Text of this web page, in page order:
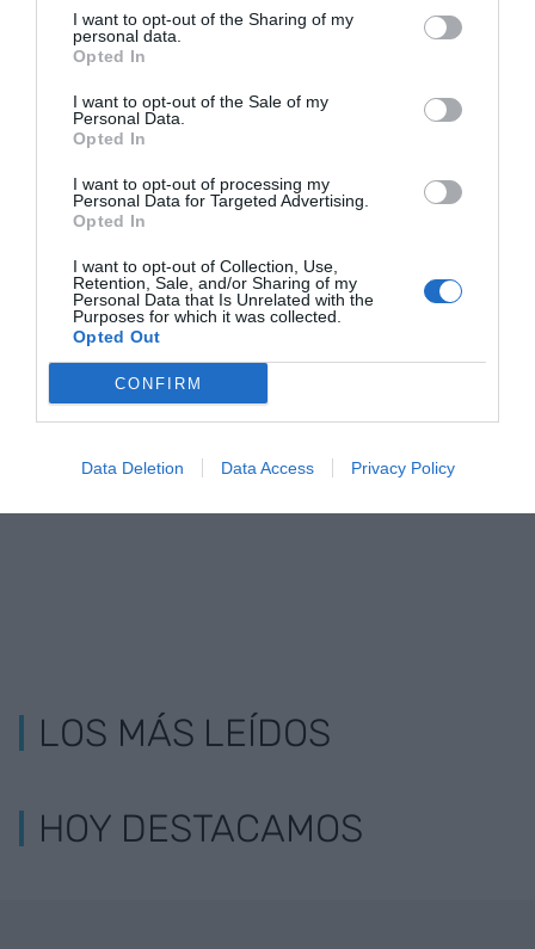
I want to opt-out of the Sharing of my
personal data.
Opted In
I want to opt-out of the Sale of my
Personal Data.
Opted In
I want to opt-out of processing my
Personal Data for Targeted Advertising.
Opted In
I want to opt-out of Collection, Use,
Retention, Sale, and/or Sharing of my
Personal Data that Is Unrelated with the
Purposes for which it was collected.
Opted Out
CONFIRM
Data Deletion Data Access Privacy Policy
RELACIONADAS
El choque de trenes
Catalunya
Seat mantiene las pérdidas pero
LOS MÁS LEÍDOS
HOY DESTACAMOS